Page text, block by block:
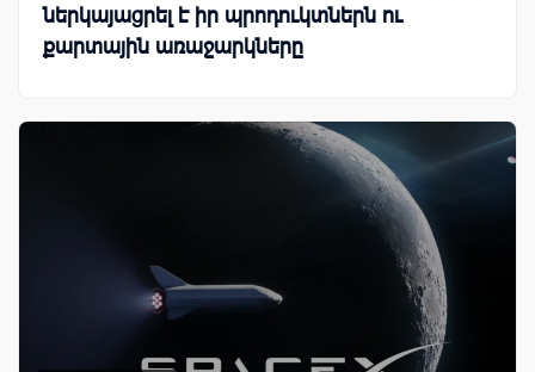
ներկայացրել է իր պրոդուկտներն ու
քարտային առաջարկները